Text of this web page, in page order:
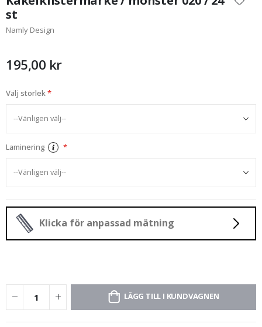
början
av
bildgalleriet
st
Namly Design
195,00 kr
Välj storlek
Laminering
Klicka för anpassad mätning
LÄGG TILL I KUNDVAGNEN